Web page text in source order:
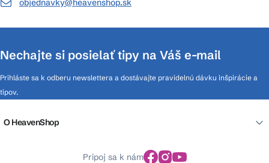
objednavky@heavenshop.sk
Nechajte si posielať tipy na Váš e-mail
Prihláste sa k odberu newslettera a dostávajte pravidelnú dávku inšpirácie a
tipov.
O HeavenShop
Pripoj sa k nám